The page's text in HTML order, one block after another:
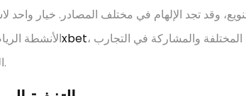
وقد تجد الإلهام في مختلف المصادر. خيار
الأنشطة1xbet، حيث يمكنك تتبع الأنشطة الرياضية المختلفة والمشاركة في التجارب
الرياضية بطرق جديدة ومشوقة.